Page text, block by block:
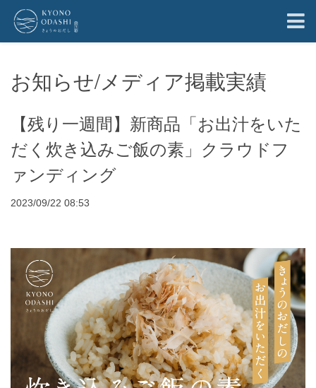
お知らせ/メディア掲載実績
【残り一週間】新商品「お出汁をいた
だく炊き込みご飯の素」クラウドフ
ァンディング
2023/09/22 08:53